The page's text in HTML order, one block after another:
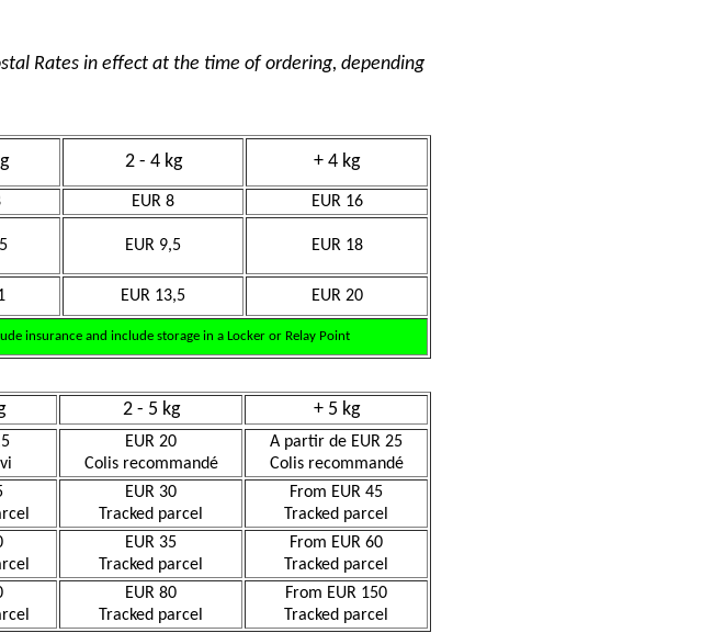
Rates in effect at the time of ordering, depending
2 - 4 kg + 4 kg
EUR 8 EUR 16
EUR 9,5 EUR 18
EUR 13,5 EUR 20
insurance and include storage in a Locker or Relay Point
2 - 5 kg + 5 kg
EUR 20
Colis recommandé
A partir de EUR 25
Colis recommandé
EUR 30
Tracked parcel
From EUR 45
Tracked parcel
EUR 35
Tracked parcel
From EUR 60
Tracked parcel
EUR 80
Tracked parcel
From EUR 150
Tracked parcel